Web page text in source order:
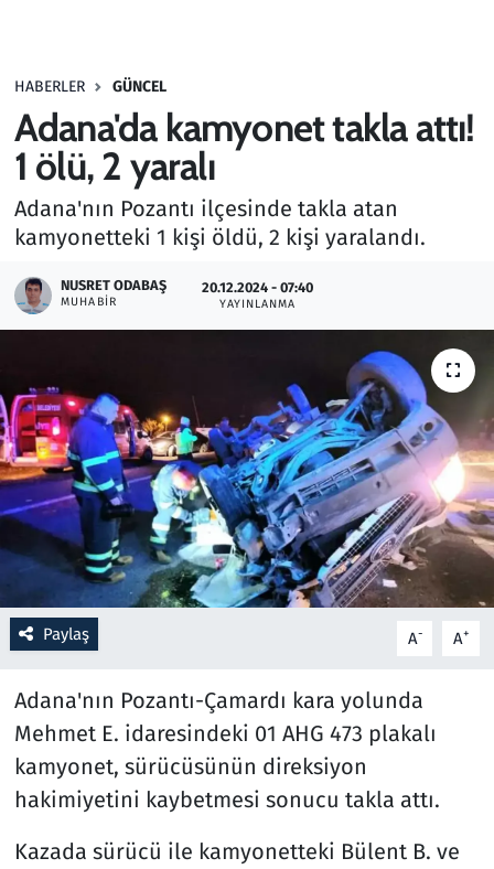
HABERLER GÜNCEL
Adana'da kamyonet takla attı!
1 ölü, 2 yaralı
Adana'nın Pozantı ilçesinde takla atan
kamyonetteki 1 kişi öldü, 2 kişi yaralandı.
NUSRET ODABAŞ
MUHABIR
20.12.2024 - 07:40
YAYINLANMA
Paylaş A- A+
Adana'nın Pozantı-Çamardı kara yolunda
Mehmet E. idaresindeki 01 AHG 473 plakalı
kamyonet, sürücüsünün direksiyon
hakimiyetini kaybetmesi sonucu takla attı.
Kazada sürücü ile kamyonetteki Bülent B. ve
Haber
Kültür Sanat
Kurumsal Haberler
Oyun
Ramazan
Resmi İlanlar
Rüya Tabirleri
Sağlık
Savunma Sanayi
Seçim 2023